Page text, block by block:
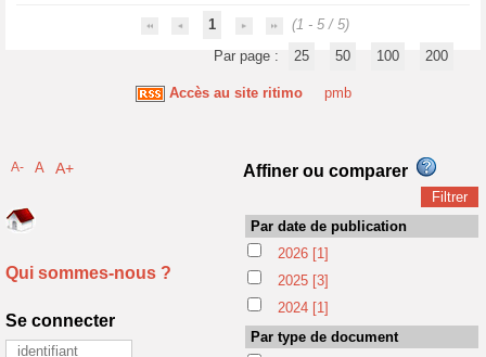
1
(1 - 5 / 5)
Par page :
25 50 100 200
Accès au site ritimo pmb
A- A A+
Qui sommes-nous ?
Se connecter
Affiner ou comparer
Par date de publication
2026 [1]
2025 [3]
2024 [1]
Par type de document